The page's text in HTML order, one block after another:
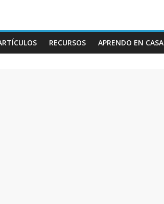
RECURSOS APRENDO EN CASA